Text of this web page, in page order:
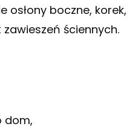
osłony boczne, korek,
ściennych.
dom,